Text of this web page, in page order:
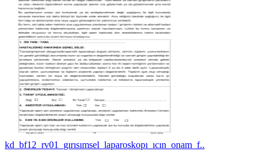
kd_bf12_rv01_gırısımsel_laparoskopı_ıcın_onam_f..